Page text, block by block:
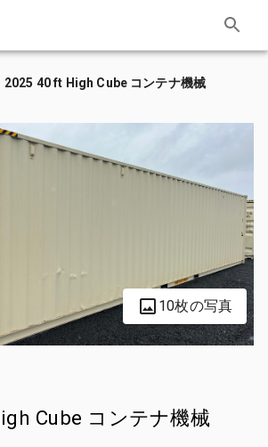
2025 40 ft High Cube コンテナ機械
10枚の写真
Cube コンテナ機械